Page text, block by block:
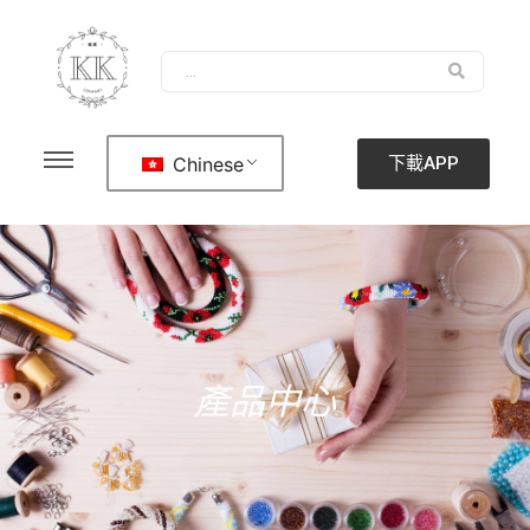
Chinese 下載APP
產品中心